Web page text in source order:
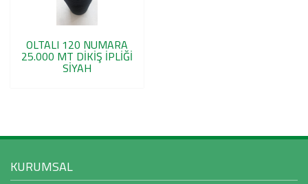
OLTALI 120 NUMARA
25.000 MT DİKİŞ İPLİĞİ
SİYAH
KURUMSAL